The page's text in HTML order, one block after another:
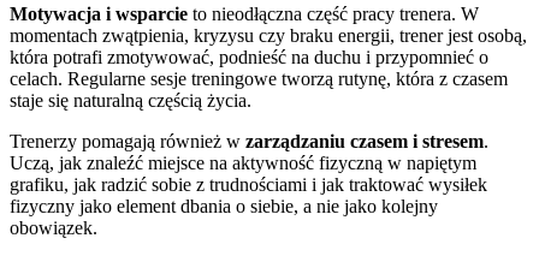
Motywacja i wsparcie to nieodłączna część pracy trenera. W
momentach zwątpienia, kryzysu czy braku energii, trener jest osobą,
która potrafi zmotywować, podnieść na duchu i przypomnieć o
celach. Regularne sesje treningowe tworzą rutynę, która z czasem
staje się naturalną częścią życia.
Trenerzy pomagają również w zarządzaniu czasem i stresem.
Uczą, jak znaleźć miejsce na aktywność fizyczną w napiętym
grafiku, jak radzić sobie z trudnościami i jak traktować wysiłek
fizyczny jako element dbania o siebie, a nie jako kolejny
obowiązek.